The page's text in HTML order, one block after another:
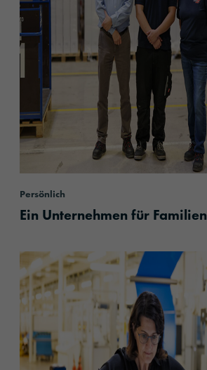
Persönlich
Ein Unternehmen für Familien
content.read_more